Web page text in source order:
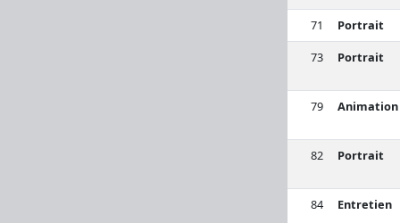
71
Portrait
73
Portrait
79 Animation
82 Portrait
84 Entretien